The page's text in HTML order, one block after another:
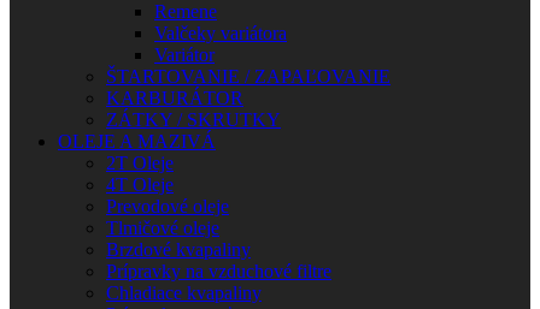
Remene
Valčeky variátora
Variátor
ŠTARTOVANIE / ZAPAĽOVANIE
KARBURÁTOR
ZÁTKY / SKRUTKY
OLEJE A MAZIVÁ
2T Oleje
4T Oleje
Prevodové oleje
Tlmičové oleje
Brzdové kvapaliny
Prípravky na vzduchové filtre
Chladiace kvapaliny